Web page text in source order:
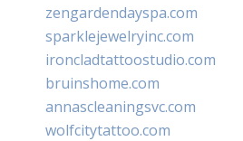
zengardendayspa.com
sparklejewelryinc.com
ironcladtattoostudio.com
bruinshome.com
annascleaningsvc.com
wolfcitytattoo.com